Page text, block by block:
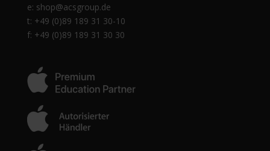
e: shop@acsgroup.de
t: +49 (0)89 189 31 30-10
f: +49 (0)89 189 31 30 30